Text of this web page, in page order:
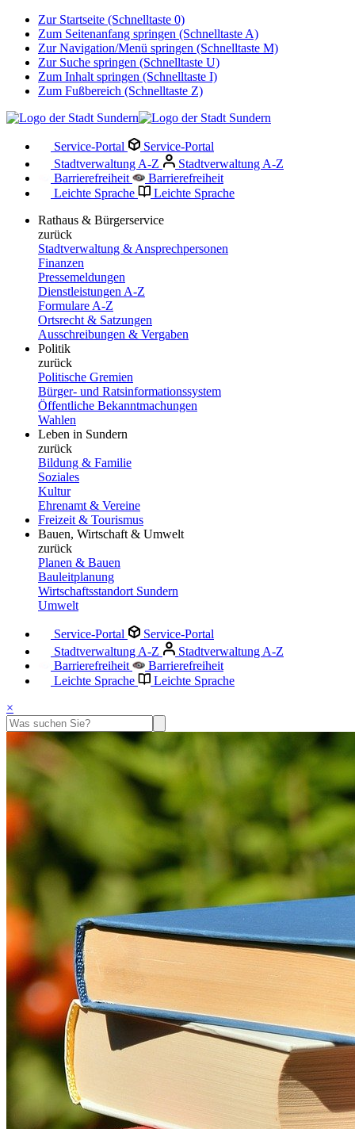
Zur Startseite (Schnelltaste 0)
Zum Seitenanfang springen (Schnelltaste A)
Zur Navigation/Menü springen (Schnelltaste M)
Zur Suche springen (Schnelltaste U)
Zum Inhalt springen (Schnelltaste I)
Zum Fußbereich (Schnelltaste Z)
Service-Portal
Service-Portal
Stadtverwaltung A-Z
Stadtverwaltung A-Z
Barrierefreiheit
Barrierefreiheit
Leichte Sprache
Leichte Sprache
Rathaus & Bürgerservice
zurück
Stadtverwaltung & Ansprechpersonen
Finanzen
Pressemeldungen
Dienstleistungen A-Z
Formulare A-Z
Ortsrecht & Satzungen
Ausschreibungen & Vergaben
Politik
zurück
Politische Gremien
Bürger- und Ratsinformationssystem
Öffentliche Bekanntmachungen
Wahlen
Leben in Sundern
zurück
Bildung & Familie
Soziales
Kultur
Ehrenamt & Vereine
Freizeit & Tourismus
Bauen, Wirtschaft & Umwelt
zurück
Planen & Bauen
Bauleitplanung
Wirtschaftsstandort Sundern
Umwelt
Service-Portal
Service-Portal
Stadtverwaltung A-Z
Stadtverwaltung A-Z
Barrierefreiheit
Barrierefreiheit
Leichte Sprache
Leichte Sprache
×